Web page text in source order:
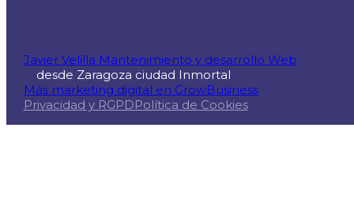
Javier Velilla Mantenimiento y desarrollo Web
desde Zaragoza ciudad Inmortal
Más marketing digital en GrowBusiness
Privacidad y RGPDPolítica de Cookies